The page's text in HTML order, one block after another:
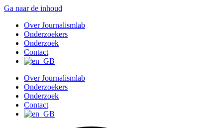
Ga naar de inhoud
Over Journalismlab
Onderzoekers
Onderzoek
Contact
Over Journalismlab
Onderzoekers
Onderzoek
Contact